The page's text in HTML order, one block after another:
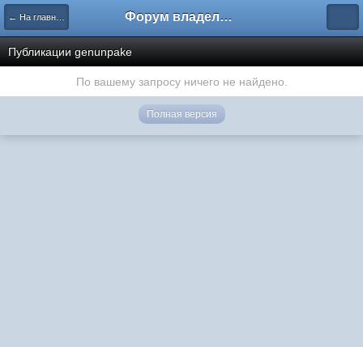
← На главную Форум владельцев интернет-магазинов
Публикации genunpake
По вашему запросу ничего не найдено.
Полная версия